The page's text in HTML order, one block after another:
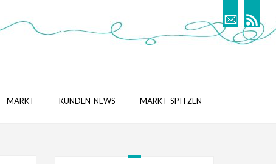
MARKT KUNDEN-NEWS MARKT-SPITZEN